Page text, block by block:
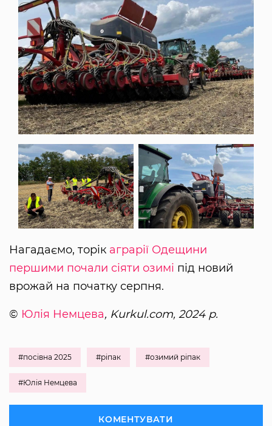
Нагадаємо, торік аграрії Одещини
першими почали сіяти озимі під новий
врожай на початку серпня.
© Юлія Немцева, Kurkul.com, 2024 р.
#посівна 2025 #ріпак #озимий ріпак
#Юлія Немцева
КОМЕНТУВАТИ